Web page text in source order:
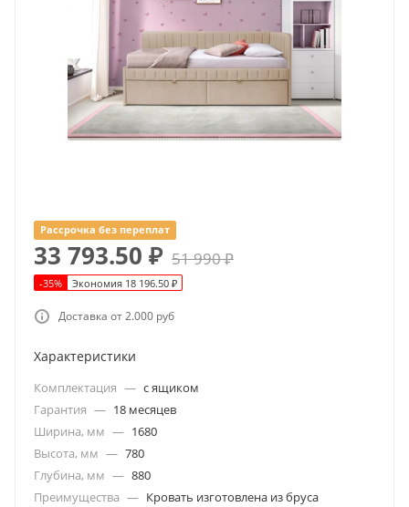
Рассрочка без переплат
33 793.50 ₽ 51 990₽
-35% Экономия 18 196.50 ₽
Доставка от 2.000 руб
Характеристики
Комплектация — c ящиком
Гарантия — 18 месяцев
Ширина, мм — 1680
Высота, мм — 780
Глубина, мм — 880
Преимущества — Кровать изготовлена из бруса